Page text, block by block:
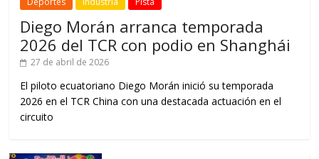
Diego Morán arranca temporada
2026 del TCR con podio en Shanghái
27 de abril de 2026
El piloto ecuatoriano Diego Morán inició su temporada
2026 en el TCR China con una destacada actuación en el
circuito